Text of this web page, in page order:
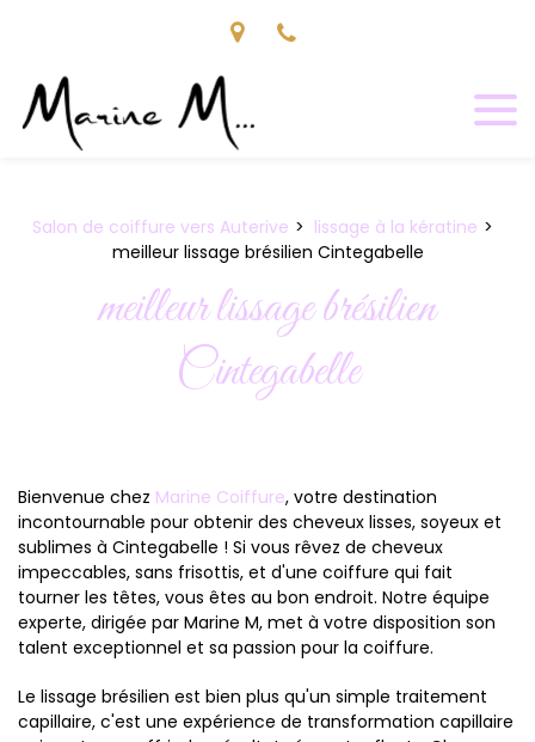
Salon de coiffure vers Auterive
lissage à la kératine
meilleur lissage brésilien Cintegabelle
meilleur lissage brésilien
Cintegabelle
Bienvenue chez Marine Coiffure, votre destination
incontournable pour obtenir des cheveux lisses, soyeux et
sublimes à Cintegabelle ! Si vous rêvez de cheveux
impeccables, sans frisottis, et d'une coiffure qui fait
tourner les têtes, vous êtes au bon endroit. Notre équipe
experte, dirigée par Marine M, met à votre disposition son
talent exceptionnel et sa passion pour la coiffure.
Le lissage brésilien est bien plus qu'un simple traitement
capillaire, c'est une expérience de transformation capillaire